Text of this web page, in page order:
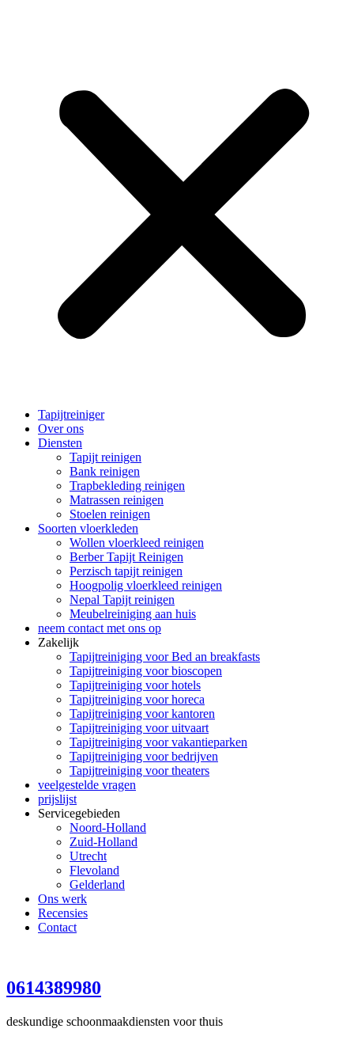
Tapijtreiniger
Over ons
Diensten
Tapijt reinigen
Bank reinigen
Trapbekleding reinigen
Matrassen reinigen
Stoelen reinigen
Soorten vloerkleden
Wollen vloerkleed reinigen
Berber Tapijt Reinigen
Perzisch tapijt reinigen
Hoogpolig vloerkleed reinigen
Nepal Tapijt reinigen
Meubelreiniging aan huis
neem contact met ons op
Zakelijk
Tapijtreiniging voor Bed an breakfasts
Tapijtreiniging voor bioscopen
Tapijtreiniging voor hotels
Tapijtreiniging voor horeca
Tapijtreiniging voor kantoren
Tapijtreiniging voor uitvaart
Tapijtreiniging voor vakantieparken
Tapijtreiniging voor bedrijven
Tapijtreiniging voor theaters
veelgestelde vragen
prijslijst
Servicegebieden
Noord-Holland
Zuid-Holland
Utrecht
Flevoland
Gelderland
Ons werk
Recensies
Contact
0614389980
deskundige schoonmaakdiensten voor thuis